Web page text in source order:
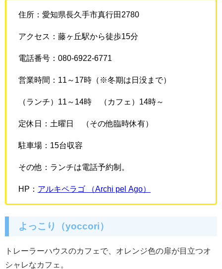
住所：愛知県長久手市真行田2780
アクセス：藤ヶ丘駅から徒歩15分
電話番号：080-6922-6771
営業時間：11～17時（※冬期は日没まで）
（ランチ）11～14時 （カフェ）14時～
定休日：土曜日 （その他臨時休有）
駐車場：15台収容
その他：ランチは電話予約制。
HP： アルキペラゴ （Archi pel Ago）
よっこり（yoccori）
トレーラーハウスのカフェで、オレンジ色の扉が目立つオ
シャレなカフェ。